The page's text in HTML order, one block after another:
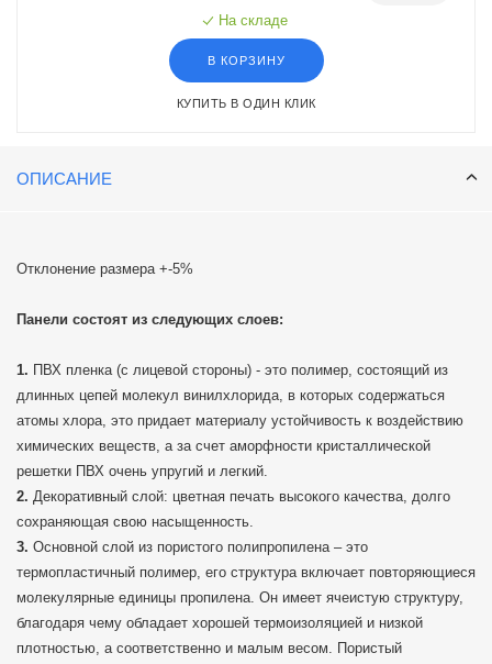
необходимости применения дополнительных материалов.
На складе
В КОРЗИНУ
КУПИТЬ В ОДИН КЛИК
ОПИСАНИЕ
Отклонение размера +-5%
Панели состоят из следующих слоев:
ПВХ пленка (с лицевой стороны) - это полимер, состоящий из
длинных цепей молекул винилхлорида, в которых содержаться
атомы хлора, это придает материалу устойчивость к воздействию
химических веществ, а за счет аморфности кристаллической
решетки ПВХ очень упругий и легкий.
Декоративный слой: цветная печать высокого качества, долго
сохраняющая свою насыщенность.
Основной слой из пористого полипропилена – это
термопластичный полимер, его структура включает повторяющиеся
молекулярные единицы пропилена. Он имеет ячеистую структуру,
благодаря чему обладает хорошей термоизоляцией и низкой
плотностью, а соответственно и малым весом. Пористый